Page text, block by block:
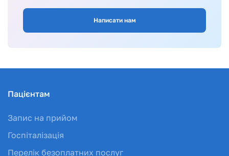
Написати нам
Пацієнтам
Запис на прийом
Госпіталізація
Перелік безоплатних послуг